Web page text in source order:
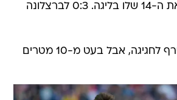
לברצלונה
מסי יכול היה להצטרף לחגיגה, אבל בעט מ-10 מטרים